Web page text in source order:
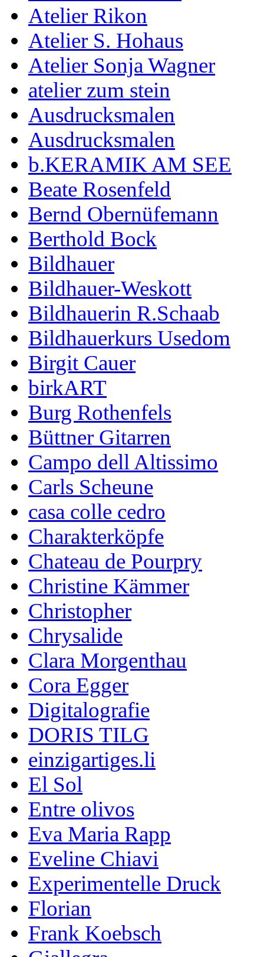
Atelier Rikon
Atelier S. Hohaus
Atelier Sonja Wagner
atelier zum stein
Ausdrucksmalen
Ausdrucksmalen
b.KERAMIK AM SEE
Beate Rosenfeld
Bernd Obernüfemann
Berthold Bock
Bildhauer
Bildhauer-Weskott
Bildhauerin R.Schaab
Bildhauerkurs Usedom
Birgit Cauer
birkART
Burg Rothenfels
Büttner Gitarren
Campo dell Altissimo
Carls Scheune
casa colle cedro
Charakterköpfe
Chateau de Pourpry
Christine Kämmer
Christopher
Chrysalide
Clara Morgenthau
Cora Egger
Digitalografie
DORIS TILG
einzigartiges.li
El Sol
Entre olivos
Eva Maria Rapp
Eveline Chiavi
Experimentelle Druck
Florian
Frank Koebsch